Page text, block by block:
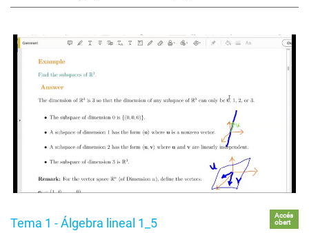
Tema 1 - Álgebra lineal 1_5
Accés
obert